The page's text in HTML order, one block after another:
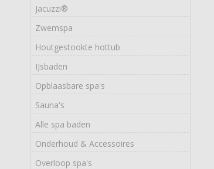
Jacuzzi®
Zwemspa
Houtgestookte hottub
IJsbaden
Opblaasbare spa's
Sauna's
Alle spa baden
Onderhoud & Accessoires
Overloop spa's